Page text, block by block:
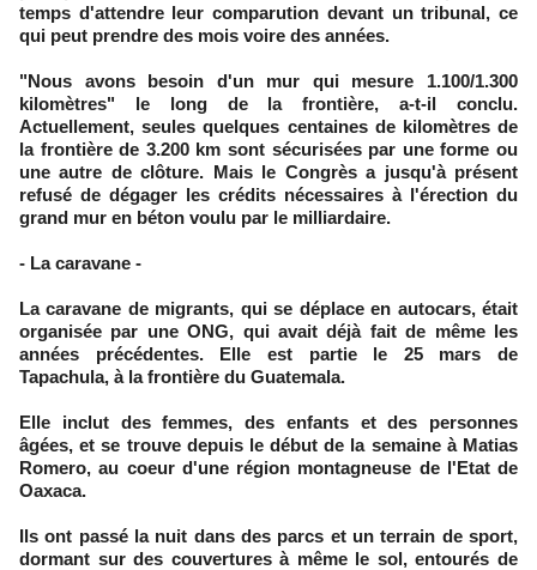
temps d'attendre leur comparution devant un tribunal, ce
qui peut prendre des mois voire des années.
"Nous avons besoin d'un mur qui mesure 1.100/1.300
kilomètres" le long de la frontière, a-t-il conclu.
Actuellement, seules quelques centaines de kilomètres de
la frontière de 3.200 km sont sécurisées par une forme ou
une autre de clôture. Mais le Congrès a jusqu'à présent
refusé de dégager les crédits nécessaires à l'érection du
grand mur en béton voulu par le milliardaire.
- La caravane -
La caravane de migrants, qui se déplace en autocars, était
organisée par une ONG, qui avait déjà fait de même les
années précédentes. Elle est partie le 25 mars de
Tapachula, à la frontière du Guatemala.
Elle inclut des femmes, des enfants et des personnes
âgées, et se trouve depuis le début de la semaine à Matias
Romero, au coeur d'une région montagneuse de l'Etat de
Oaxaca.
Ils ont passé la nuit dans des parcs et un terrain de sport,
dormant sur des couvertures à même le sol, entourés de